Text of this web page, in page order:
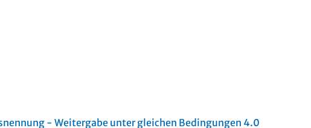
- Weitergabe unter gleichen Bedingungen 4.0